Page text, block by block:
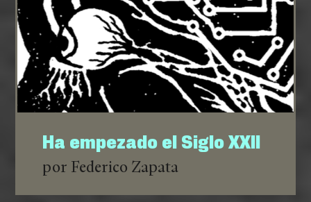
Ha empezado el Siglo XXII
por Federico Zapata